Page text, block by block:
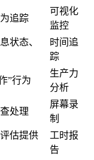
追踪
可视化
监控
状态、
时间追
踪
”行为
生产力
分析
处理
屏幕录
制
估提供
工时报
告